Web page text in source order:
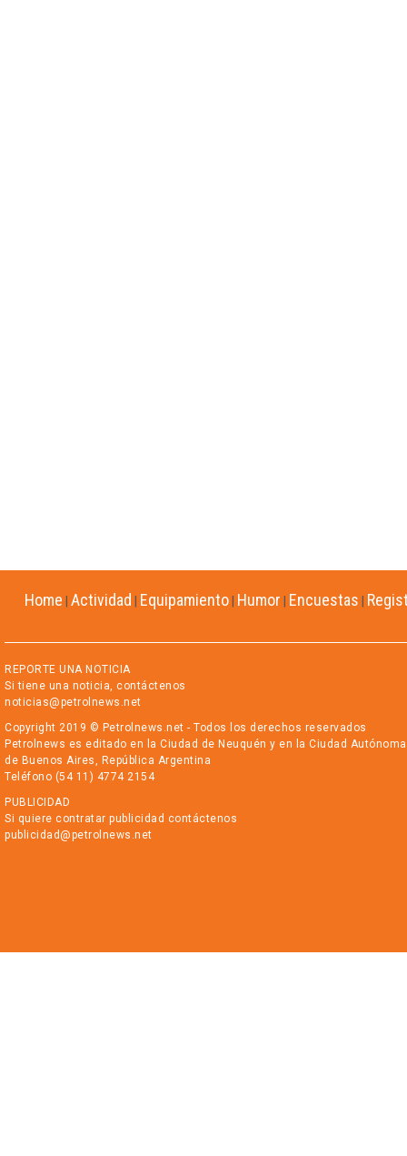
Home Actividad Equipamiento Humor Encuestas
REPORTE UNA NOTICIA
Si tiene una noticia, contáctenos
noticias@petrolnews.net
Copyright 2019 © Petrolnews.net - Todos los derechos reservados
Petrolnews es editado en la Ciudad de Neuquén y en la Ciudad Autónoma
de Buenos Aires, República Argentina
Teléfono (54 11) 4774 2154
PUBLICIDAD
Si quiere contratar publicidad contáctenos
publicidad@petrolnews.net